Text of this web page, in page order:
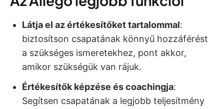
Látja el az értékesítőket tartalommal:
biztosítson csapatának könnyű hozzáférést
a szükséges ismeretekhez, pont akkor,
amikor szükségük van rájuk.
Értékesítők képzése és coachingja:
Segítsen csapatának a legjobb teljesítmény